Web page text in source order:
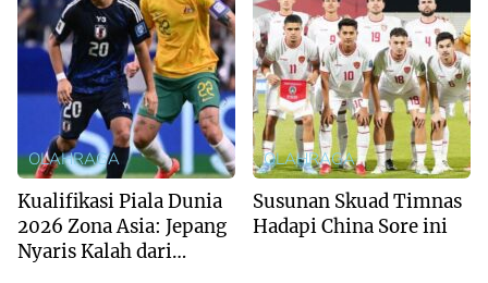
OLAHRAGA
Kualifikasi Piala Dunia
2026 Zona Asia: Jepang
Nyaris Kalah dari
OLAHRAGA
Susunan Skuad Timnas
Hadapi China Sore ini